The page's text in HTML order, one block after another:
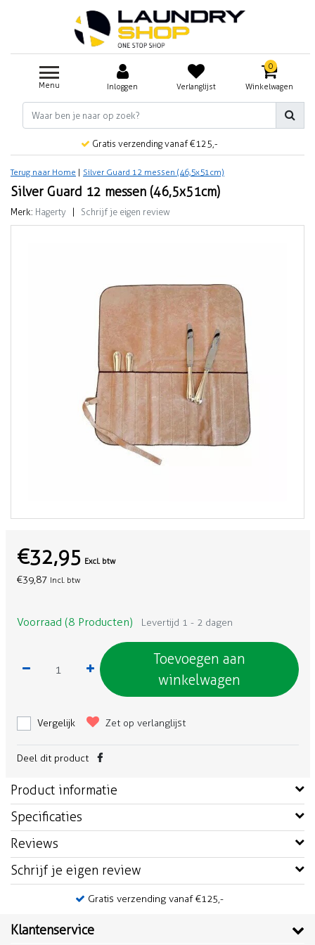
Menu Inloggen Verlanglijst
0
Winkelwagen
Gratis verzending vanaf €125,-
Terug naar Home Silver Guard 12 messen (46,5x51cm)
Silver Guard 12 messen (46,5x51cm)
Merk: Hagerty Schrijf je eigen review
€32,95 Excl. btw
€39,87 Incl. btw
Voorraad (8 Producten) Levertijd 1 - 2 dagen
Toevoegen aan
winkelwagen
Vergelijk Zet op verlanglijst
Deel dit product
Product informatie
Specificaties
Reviews
Schrijf je eigen review
Gratis verzending vanaf €125,-
Klantenservice